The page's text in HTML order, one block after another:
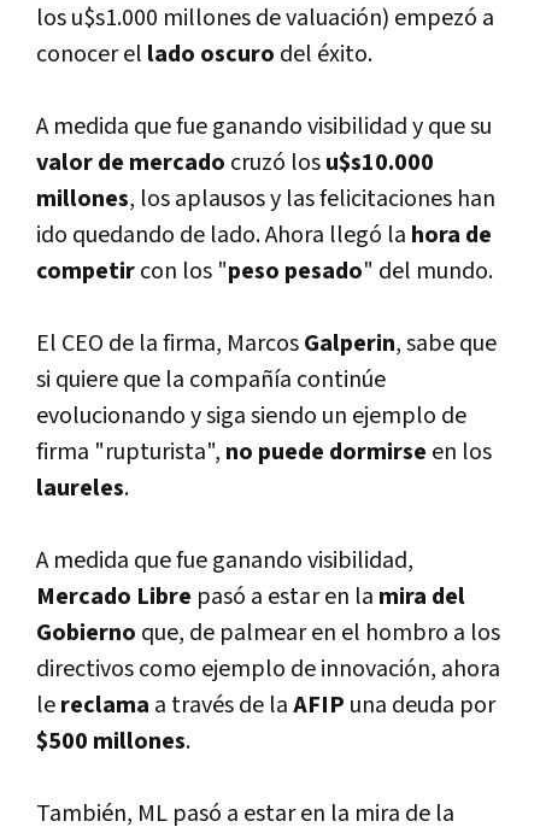
los u$s1.000 millones de valuación) empezó a
conocer el lado oscuro del éxito.
A medida que fue ganando visibilidad y que su
valor de mercado cruzó losu$s10.000
millones, los aplausos y las felicitaciones han
ido quedando de lado. Ahora llegó la hora de
competircon los "peso pesado" del mundo.
El CEO de la firma, MarcosGalperin, sabe que
si quiere que la compañí­a continúe
evolucionando y siga siendo un ejemplo de
firma "rupturista", no puede dormirse en los
laureles.
A medida que fue ganando visibilidad,
Mercado Libre pasó a estar en la mira del
Gobierno que, de palmear en el hombro a los
directivos como ejemplo de innovación, ahora
lereclama a través de laAFIP una deuda por
$500 millones.
También, ML pasó a estar en la mira de la